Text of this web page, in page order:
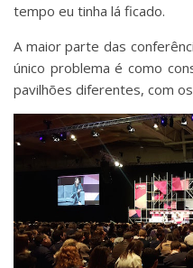
tempo eu tinha lá ficado.
A maior parte das
único problema é como
pavilhões diferentes, com